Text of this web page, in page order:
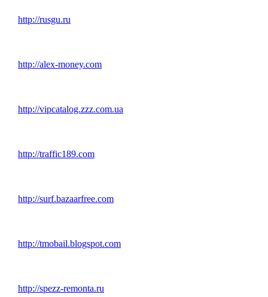
http://rusgu.ru
http://alex-money.com
http://vipcatalog.zzz.com.ua
http://traffic189.com
http://surf.bazaarfree.com
http://tmobail.blogspot.com
http://spezz-remonta.ru